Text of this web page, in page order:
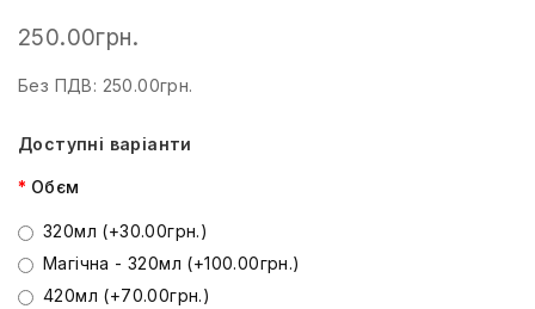
250.00грн.
Без ПДВ: 250.00грн.
Доступні варіанти
Обєм
320мл (+30.00грн.)
Магічна - 320мл (+100.00грн.)
420мл (+70.00грн.)